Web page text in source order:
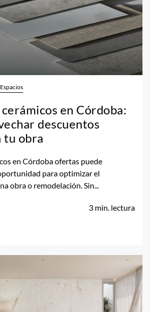
en Córdoba:
descuentos
tu obra
en Córdoba ofertas puede
para optimizar el
obra o remodelación. Sin...
3 min. lectura